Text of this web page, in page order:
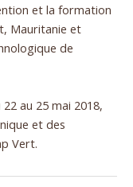
et la formation
Mauritanie et
de
au 25 mai 2018,
et des
Vert.